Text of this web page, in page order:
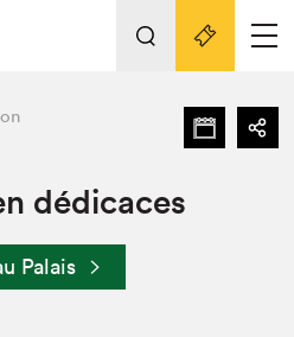
au Salon
Nos activités
dédicaces
Palais